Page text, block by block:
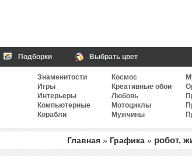
Подборки Выбрать цвет
Знаменитости
Игры
Интерьеры
Компьютерные
Корабли
Космос
Креативные обои
Любовь
Мотоциклы
Мужчины
Главная » Графика » робот,